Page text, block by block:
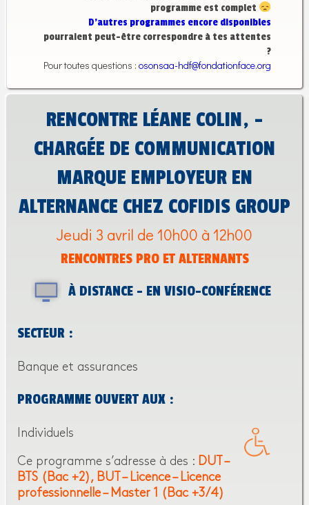
programme est complet
D’autres programmes encore disponibles
pourraient peut-être correspondre à tes attentes
?
Pour toutes questions : osonsaa-hdf@fondationface.org
RENCONTRE LÉANE COLIN, -
CHARGÉE DE COMMUNICATION
MARQUE EMPLOYEUR EN
ALTERNANCE CHEZ COFIDIS GROUP
Jeudi 3 avril de 10h00 à 12h00
RENCONTRES PRO ET ALTERNANTS
À DISTANCE - EN VISIO-CONFÉRENCE
SECTEUR :
Banque et assurances
PROGRAMME OUVERT AUX :
Individuels
Ce programme s’adresse à des : DUT –
BTS (Bac +2)
BUT – Licence – Licence
professionnelle – Master 1 (Bac +3/4)